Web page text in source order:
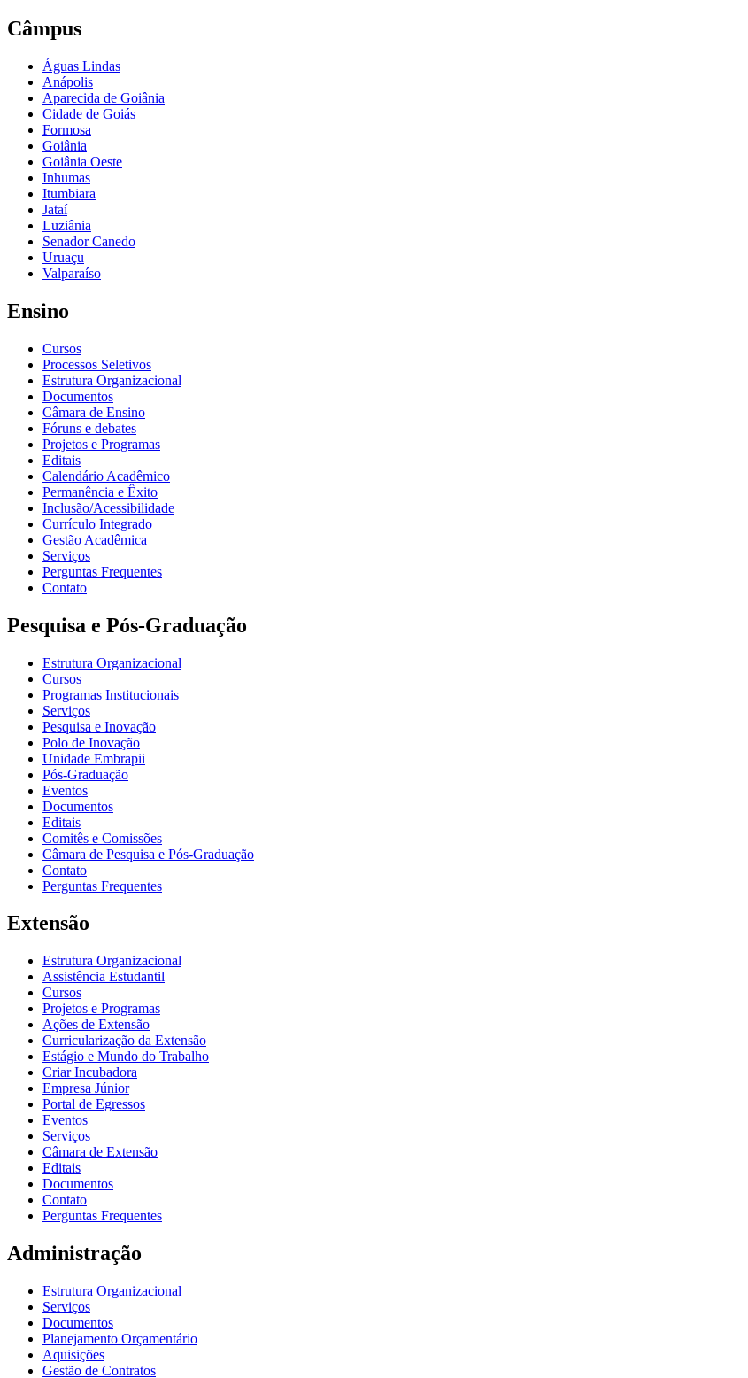
Câmpus
Águas Lindas
Anápolis
Aparecida de Goiânia
Cidade de Goiás
Formosa
Goiânia
Goiânia Oeste
Inhumas
Itumbiara
Jataí
Luziânia
Senador Canedo
Uruaçu
Valparaíso
Ensino
Cursos
Processos Seletivos
Estrutura Organizacional
Documentos
Câmara de Ensino
Fóruns e debates
Projetos e Programas
Editais
Calendário Acadêmico
Permanência e Êxito
Inclusão/Acessibilidade
Currículo Integrado
Gestão Acadêmica
Serviços
Perguntas Frequentes
Contato
Pesquisa e Pós-Graduação
Estrutura Organizacional
Cursos
Programas Institucionais
Serviços
Pesquisa e Inovação
Polo de Inovação
Unidade Embrapii
Pós-Graduação
Eventos
Documentos
Editais
Comitês e Comissões
Câmara de Pesquisa e Pós-Graduação
Contato
Perguntas Frequentes
Extensão
Estrutura Organizacional
Assistência Estudantil
Cursos
Projetos e Programas
Ações de Extensão
Curricularização da Extensão
Estágio e Mundo do Trabalho
Criar Incubadora
Empresa Júnior
Portal de Egressos
Eventos
Serviços
Câmara de Extensão
Editais
Documentos
Contato
Perguntas Frequentes
Administração
Estrutura Organizacional
Serviços
Documentos
Planejamento Orçamentário
Aquisições
Gestão de Contratos